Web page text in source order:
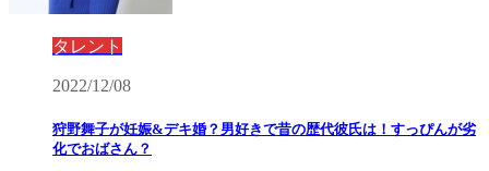
タレント
2022/12/08
狩野舞子が妊娠&デキ婚？男好きで昔の歴代彼氏は！すっぴんが劣
化でおばさん？